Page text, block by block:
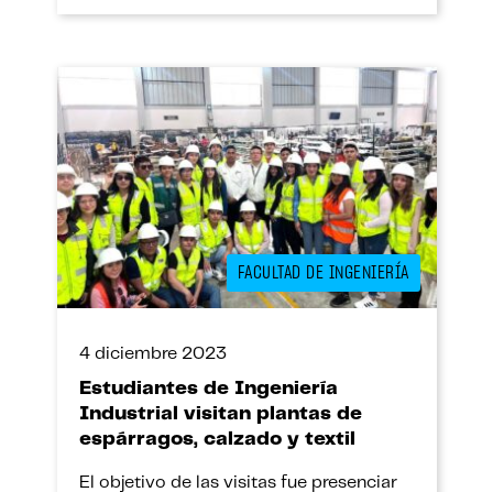
FACULTAD DE INGENIERÍA
4 diciembre 2023
Estudiantes de Ingeniería
Industrial visitan plantas de
espárragos, calzado y textil
El objetivo de las visitas fue presenciar